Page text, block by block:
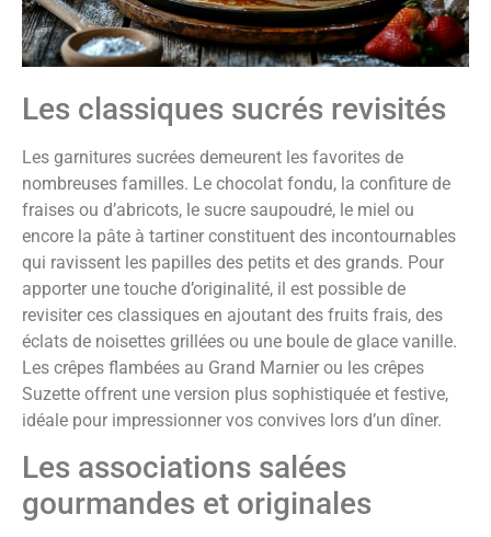
Les classiques sucrés revisités
Les garnitures sucrées demeurent les favorites de
nombreuses familles. Le chocolat fondu, la confiture de
fraises ou d’abricots, le sucre saupoudré, le miel ou
encore la pâte à tartiner constituent des incontournables
qui ravissent les papilles des petits et des grands. Pour
apporter une touche d’originalité, il est possible de
revisiter ces classiques en ajoutant des fruits frais, des
éclats de noisettes grillées ou une boule de glace vanille.
Les crêpes flambées au Grand Marnier ou les crêpes
Suzette offrent une version plus sophistiquée et festive,
idéale pour impressionner vos convives lors d’un dîner.
Les associations salées
gourmandes et originales